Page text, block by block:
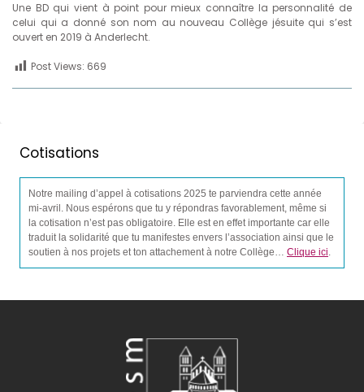
Une BD qui vient à point pour mieux connaître la personnalité de
celui qui a donné son nom au nouveau Collège jésuite qui s’est
ouvert en 2019 à Anderlecht.
Post Views: 669
Cotisations
Notre mailing d’appel à cotisations 2025 te parviendra cette année
mi-avril. Nous espérons que tu y répondras favorablement, même si
la cotisation n’est pas obligatoire. Elle est en effet importante car elle
traduit la solidarité que tu manifestes envers l’association ainsi que le
soutien à nos projets et ton attachement à notre Collège… Clique ici.